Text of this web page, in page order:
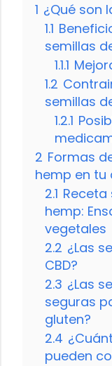
1 ¿Qué son
1.1
semillas
1.1.1
1.2
semillas
1.2.1
2 Formas
hemp en tu
2.1
hemp:
vegetales
2.2 ¿Las
CBD?
2.3 ¿Las
seguras
gluten?
2.4
pueden